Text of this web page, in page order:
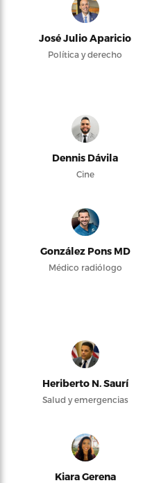
José Julio Aparicio
Política y derecho
Dennis Dávila
Cine
González Pons MD
Médico radiólogo
Heriberto N. Saurí
Salud y emergencias
Kiara Gerena